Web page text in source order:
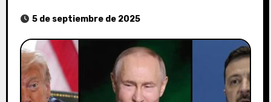
5 de septiembre de 2025